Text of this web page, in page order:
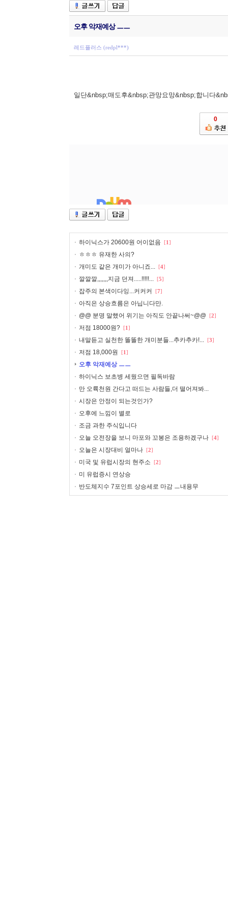
오후 악재예상 ㅡㅡ
레드플러스 (redpl***)
일단&nbsp;매도후&nbsp;관망요망&nbsp;합니다
0
하이닉스가 20600원 어이없음 [1]
ㅎㅎㅎ 유재한 사의?
개미도 같은 개미가 아니죠... [4]
깔깔깔,,,,,,,지금 던져.....!!!!!... [5]
잡주의 본색이다잉...커커커 [7]
아직은 상승흐름은 아닙니다만.
@@ 분명 말했어 위기는 아직도 안끝나써~@@ [2]
저점 18000원? [1]
내말듣고 실천한 똘똘한 개미분들...추카추카!... [3]
저점 18,000원 [1]
오후 악재예상 ㅡㅡ
하이닉스 보초병 세웠으면 필독바람
만 오륙천원 간다고 떠드는 사람들,더 떨어져봐...
시장은 안정이 되는것인가?
오후에 느낌이 별로
조금 과한 주식입니다
오늘 오전장을 보니 마포와 꼬봉은 조용하겠구나 [4]
오늘은 시장대비 얼마나 [2]
미국 및 유럽시장의 현주소 [2]
미 유럽증시 연상승
반도체지수 7포인트 상승세로 마감 ㅡ내용무